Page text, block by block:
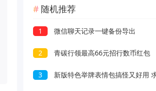
随机推荐
1 微信聊天记录一键备份导出
2 青碳行领最高66元招行数币红包
3 新版特色举牌表情包搞怪又好用 求理